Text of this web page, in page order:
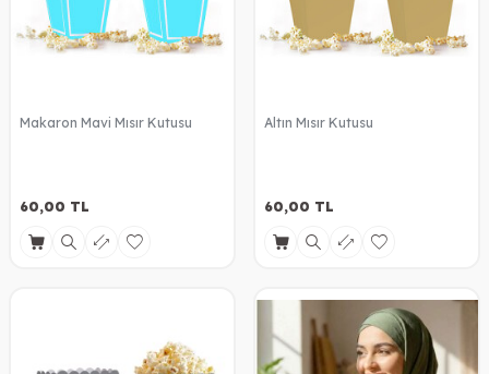
Makaron Mavi Mısır Kutusu
60,00 TL
Altın Mısır Kutusu
60,00 TL